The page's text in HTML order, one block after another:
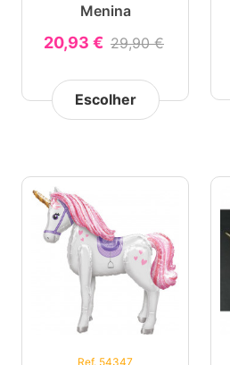
Menina
20,93 € 29,90 €
Escolher
Ref. 54347